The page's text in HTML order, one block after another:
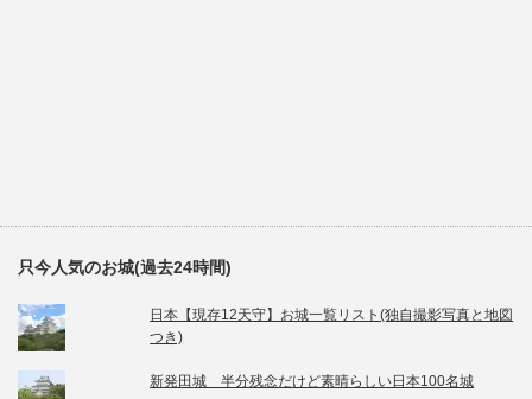
只今人気のお城(過去24時間)
日本【現存12天守】お城一覧リスト(独自撮影写真と地図
つき)
新発田城 半分残念だけど素晴らしい日本100名城